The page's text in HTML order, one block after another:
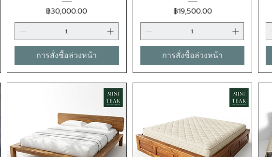
ราคา
฿30,000.00
การสั่งซื้อล่วงหน้า
ราคา
฿19,500.00
การสั่งซื้อล่วงหน้า